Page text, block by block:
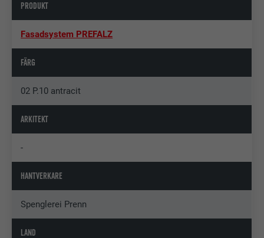
PRODUKT
Fasadsystem PREFALZ
FÄRG
02 P.10 antracit
ARKITEKT
-
HANTVERKARE
Spenglerei Prenn
LAND